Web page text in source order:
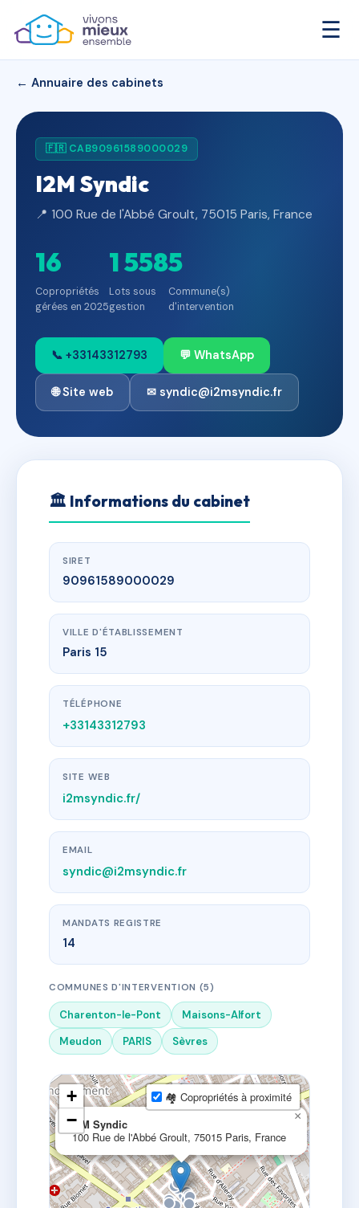
☰
← Annuaire des cabinets
🇫🇷 CAB90961589000029
I2M Syndic
📍 100 Rue de l'Abbé Groult, 75015 Paris, France
16
Copropriétés
gérées en 2025
1 558
Lots sous
gestion
5
Commune(s)
d'intervention
📞 +33143312793 💬 WhatsApp
🌐 Site web ✉ syndic@i2msyndic.fr
🏛 Informations du cabinet
SIRET
90961589000029
VILLE D'ÉTABLISSEMENT
Paris 15
TÉLÉPHONE
+33143312793
SITE WEB
i2msyndic.fr/
EMAIL
syndic@i2msyndic.fr
MANDATS REGISTRE
14
COMMUNES D'INTERVENTION (5)
Charenton-le-Pont
Maisons-Alfort
Meudon
PARIS Sèvres
I2M Syndic
100 Rue de l'Abbé Groult, 75015 Paris, France
×
+
−
🏘 Copropriétés à proximité